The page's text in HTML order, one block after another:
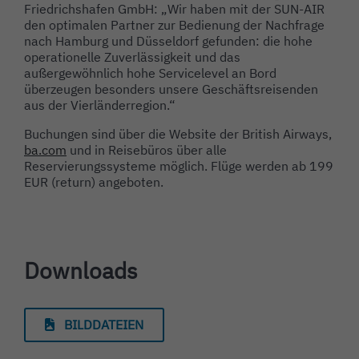
Friedrichshafen GmbH: „Wir haben mit der SUN-AIR
den optimalen Partner zur Bedienung der Nachfrage
nach Hamburg und Düsseldorf gefunden: die hohe
operationelle Zuverlässigkeit und das
außergewöhnlich hohe Servicelevel an Bord
überzeugen besonders unsere Geschäftsreisenden
aus der Vierländerregion.“
Buchungen sind über die Website der British Airways,
ba.com und in Reisebüros über alle
Reservierungssysteme möglich. Flüge werden ab 199
EUR (return) angeboten.
Downloads
BILDDATEIEN